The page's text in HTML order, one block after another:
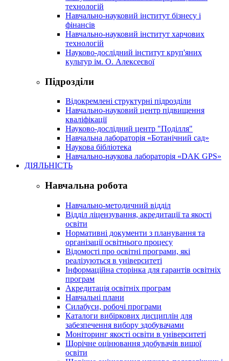
технологій
Навчально-науковий інститут бізнесу і
фінансів
Навчально-науковий інститут харчових
технологій
Науково-дослідний інститут круп'яних
культур ім. О. Алексеєвої
Підрозділи
Відокремлені структурні підрозділи
Навчально-науковий центр підвищення
кваліфікації
Науково-дослідний центр "Поділля"
Навчальна лабораторія «Ботанічний сад»
Наукова бібліотека
Навчально-наукова лабораторія «DAK GPS»
ДІЯЛЬНІСТЬ
Навчальна робота
Навчально-методичний відділ
Відділ ліцензування, акредитації та якості
освіти
Нормативні документи з планування та
організації освітнього процесу
Відомості про освітні програми, які
реалізуються в університеті
Інформаційна сторінка для гарантів освітніх
програм
Акредитація освітніх програм
Навчальні плани
Силабуси, робочі програми
Каталоги вибіркових дисциплін для
забезпечення вибору здобувачами
Моніторинг якості освіти в університеті
Щорічне оцінювання здобувачів вищої
освіти